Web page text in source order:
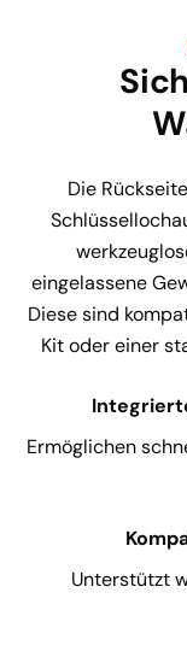
Die
eingelassene
Diese sind
Kit oder einer
Ermöglichen
Unterstützt